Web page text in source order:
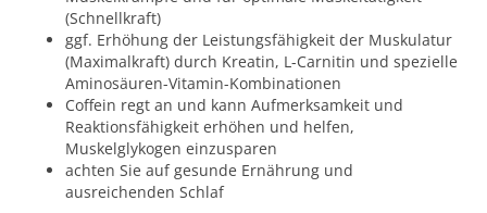
(Schnellkraft)
ggf. Erhöhung der Leistungsfähigkeit der Muskulatur
(Maximalkraft) durch Kreatin, L-Carnitin und spezielle
Aminosäuren-Vitamin-Kombinationen
Coffein regt an und kann Aufmerksamkeit und
Reaktionsfähigkeit erhöhen und helfen,
Muskelglykogen einzusparen
achten Sie auf gesunde Ernährung und
ausreichenden Schlaf